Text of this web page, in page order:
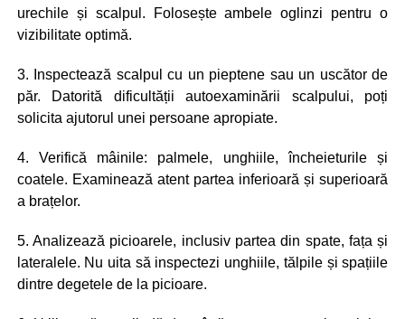
urechile și scalpul. Folosește ambele oglinzi pentru o
vizibilitate optimă.
3. Inspectează scalpul cu un pieptene sau un uscător de
păr. Datorită dificultății autoexaminării scalpului, poți
solicita ajutorul unei persoane apropiate.
4. Verifică mâinile: palmele, unghiile, încheieturile și
coatele. Examinează atent partea inferioară și superioară
a brațelor.
5. Analizează picioarele, inclusiv partea din spate, fața și
lateralele. Nu uita să inspectezi unghiile, tălpile și spațiile
dintre degetele de la picioare.